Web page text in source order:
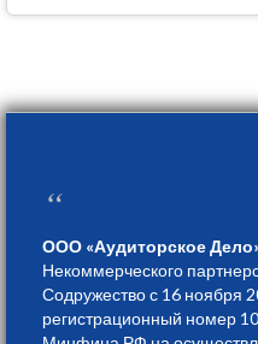
“
ООО «Аудиторское
Некоммерческого
Содружество с 16 ноября
регистрационный номер